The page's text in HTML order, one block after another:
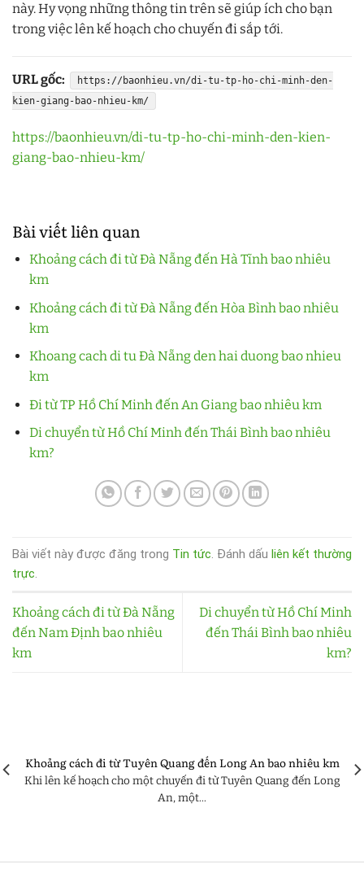
này. Hy vọng những thông tin trên sẽ giúp ích cho bạn
trong việc lên kế hoạch cho chuyến đi sắp tới.
URL gốc:
https://baonhieu.vn/di-tu-tp-ho-chi-minh-den-
kien-giang-bao-nhieu-km/
https://baonhieu.vn/di-tu-tp-ho-chi-minh-den-kien-
giang-bao-nhieu-km/
Bài viết liên quan
Khoảng cách đi từ Đà Nẵng đến Hà Tĩnh bao nhiêu
km
Khoảng cách đi từ Đà Nẵng đến Hòa Bình bao nhiêu
km
Khoang cach di tu Đà Nẵng den hai duong bao nhieu
km
Đi từ TP Hồ Chí Minh đến An Giang bao nhiêu km
Di chuyển từ Hồ Chí Minh đến Thái Bình bao nhiêu
km?
Bài viết này được đăng trong Tin tức. Đánh dấu liên kết thường
trực.
Khoảng cách đi từ Đà Nẵng
đến Nam Định bao nhiêu
km
Di chuyển từ Hồ Chí Minh
đến Thái Bình bao nhiêu
km?
Khoảng cách đi từ Tuyên Quang đến Long An bao nhiêu km
Khi lên kế hoạch cho một chuyến đi từ Tuyên Quang đến Long
An, một...